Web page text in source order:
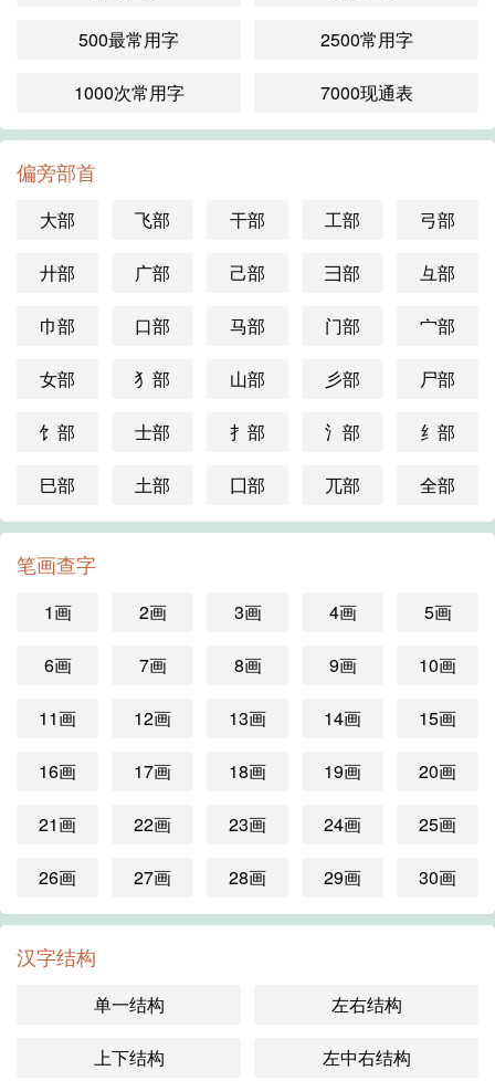
500最常用字 2500常用字
1000次常用字 7000现通表
偏旁部首
大部 飞部 干部 工部 弓部
廾部 广部 己部 彐部 彑部
巾部 口部 马部 门部 宀部
女部 犭部 山部 彡部 尸部
饣部 士部 扌部 氵部 纟部
巳部 土部 囗部 兀部 全部
笔画查字
1画 2画 3画 4画 5画
6画 7画 8画 9画 10画
11画 12画 13画 14画 15画
16画 17画 18画 19画 20画
21画 22画 23画 24画 25画
26画 27画 28画 29画 30画
汉字结构
单一结构 左右结构
上下结构 左中右结构